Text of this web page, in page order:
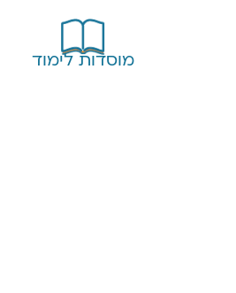
מוסדות לימוד